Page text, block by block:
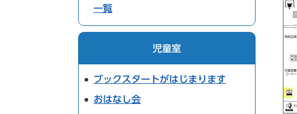
一覧
児童室
ブックスタートがはじまります
おはなし会